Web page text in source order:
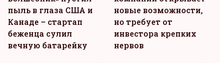
пыль в глаза США и
Канаде – стартап
беженца сулил
вечную батарейку
новые возможности,
но требует от
инвестора крепких
нервов